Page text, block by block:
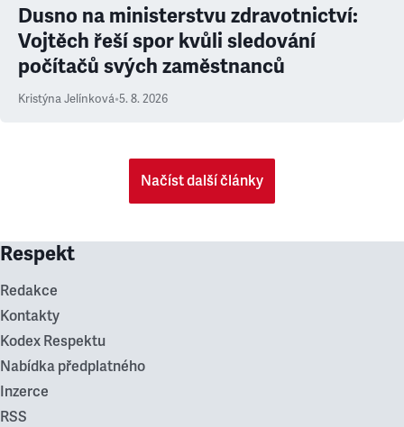
Dusno na ministerstvu zdravotnictví:
Vojtěch řeší spor kvůli sledování
počítačů svých zaměstnanců
Kristýna Jelínková•5. 8. 2026
Načíst další články
Respekt
Redakce
Kontakty
Kodex Respektu
Nabídka předplatného
Inzerce
RSS